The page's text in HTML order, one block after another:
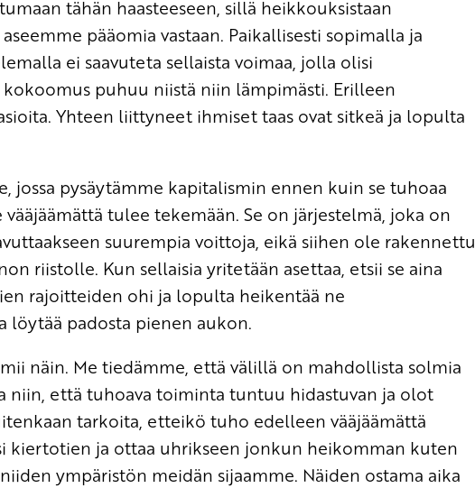
tähän haasteeseen, sillä heikkouksistaan
pääomia vastaan. Paikallisesti sopimalla ja
ei saavuteta sellaista voimaa, jolla olisi
puhuu niistä niin lämpimästi. Erilleen
Yhteen liittyneet ihmiset taas ovat sitkeä ja lopulta
jossa pysäytämme kapitalismin ennen kuin se tuhoaa
tulee tekemään. Se on järjestelmä, joka on
suurempia voittoja, eikä siihen ole rakennettu
riistolle. Kun sellaisia yritetään asettaa, etsii se aina
rajoitteiden ohi ja lopulta heikentää ne
löytää padosta pienen aukon.
näin. Me tiedämme, että välillä on mahdollista solmia
niin, että tuhoava toiminta tuntuu hidastuvan ja olot
tarkoita, etteikö tuho edelleen vääjäämättä
kiertotien ja ottaa uhrikseen jonkun heikomman kuten
ympäristön meidän sijaamme. Näiden ostama aika